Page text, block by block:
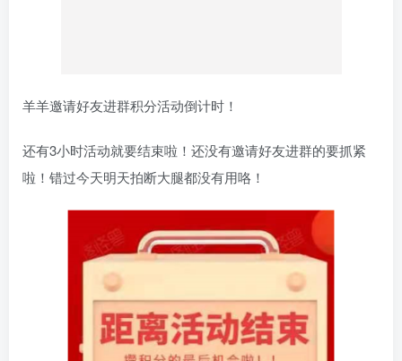
羊羊邀请好友进群积分活动倒计时！
还有3小时活动就要结束啦！还没有邀请好友进群的要抓紧
啦！错过今天明天拍断大腿都没有用咯！